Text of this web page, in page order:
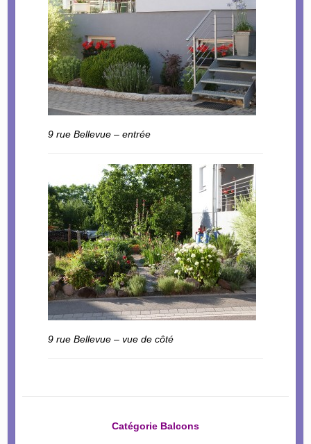
9 rue Bellevue – entrée
9 rue Bellevue – vue de côté
Catégorie Balcons